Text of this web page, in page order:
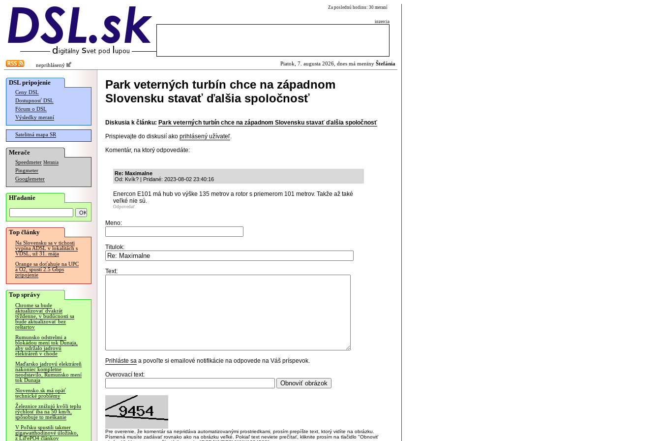
Za poslednú hodinu: 30 meraní
inzercia
neprihlásený Piatok, 7. augusta 2026, dnes má meniny Štefánia
DSL pripojenie
Ceny DSL
Dostupnosť DSL
Fórum o DSL
Výsledky meraní
Satelitná mapa SR
Merače
Speedmeter Merania
Pingmeter
Googlemeter
Hľadanie
Top články
Na Slovensku sa v tichosti
vypína ADSL v lokalitách s
VDSL, už 31. mája
Orange sa doťahuje na UPC
a O2, spustí 2.5 Gbps
pripojenie
Top správy
Chrome sa bude
aktualizovať dvakrát
týždenne, v budúcnosti sa
bude aktualizovať bez
reštartov
Rumunsko odstrelmi a
blokádou mení tok Dunaja,
aby udržalo jadrovú
elektráreň v chode
Maďarsko jadrovú elektráreň
nakoniec kompletne
neodstavilo, Rumunsko mení
tok Dunaja
Slovensko.sk má opäť
technické problémy
Železnice znižujú kvôli teplu
rýchlosť iba na 50 km/h,
spôsobuje to meškanie
V Poľsku spustili takmer
gigawatthodinové úložisko,
z LiFePO4 článkov
Park veterných turbín chce na západnom
Slovensku stavať ďalšia spoločnosť
Diskusia k článku: Park veterných turbín chce na západnom Slovensku stavať ďalšia spoločnosť
Prispievajte do diskusií ako prihlásený užívateľ.
Komentár, na ktorý odpovedáte:
Re: Maximalne
Od: Kvík? | Pridané: 2023-08-02 23:40:16
Enercon E101 má hub vo výške 135 metrov a rotor s priemerom 101 metrov. Takže až také
veľké nie sú.
Odpovedať
Meno:
Titulok:
Text:
Prihláste sa a povoľte si emailové notifikácie na odpovede na Váš príspevok.
Overovací text:
Pre overenie, že komentár sa nepridáva automatizovanými prostriedkami, prosím prepíšte text, ktorý vidíte na obrázku.
Písmená musíte zadávať rovnako ako na obrázku veľké. Pokiaľ text neviete prečítať, kliknite prosím na tlačidlo "Obnoviť